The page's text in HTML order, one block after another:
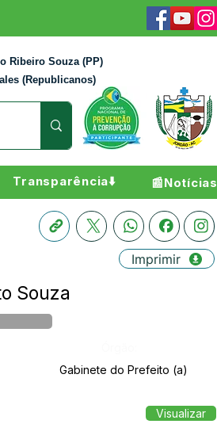
Ribeiro Souza (PP)
(Republicanos)
Transparência⬇️ 📰Notícias
Imprimir
Souza
Gabinete do Prefeito (a)
Visualizar